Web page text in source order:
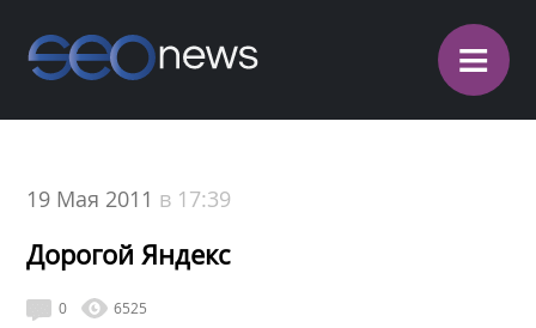
≡
19 Мая 2011 в 17:39
Дорогой Яндекс
0 6525